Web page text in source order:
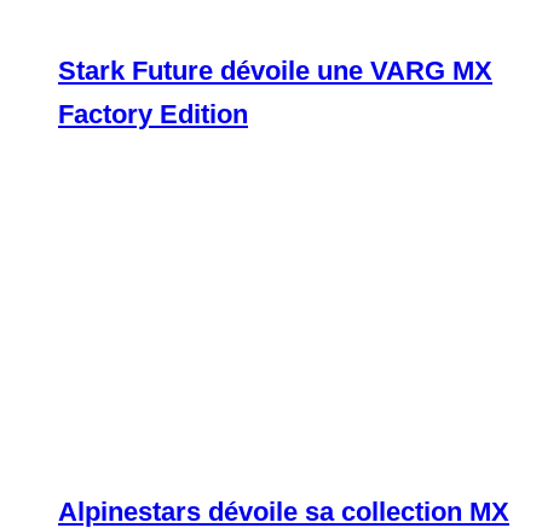
Stark Future dévoile une VARG MX
Factory Edition
Alpinestars dévoile sa collection MX